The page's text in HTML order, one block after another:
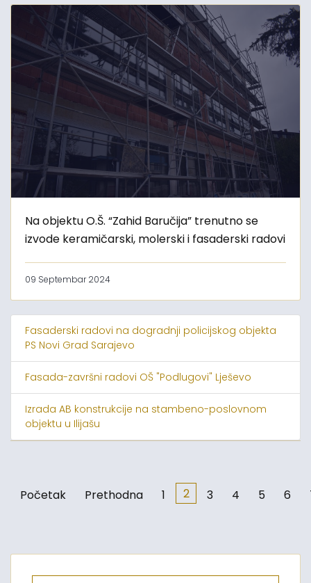
Na objektu O.Š. “Zahid Baručija” trenutno se
izvode keramičarski, molerski i fasaderski radovi
09 Septembar 2024
Fasaderski radovi na dogradnji policijskog objekta
PS Novi Grad Sarajevo
Fasada-završni radovi OŠ "Podlugovi" Lješevo
Izrada AB konstrukcije na stambeno-poslovnom
objektu u Ilijašu
Početak Prethodna 1 2 3 4 5 6